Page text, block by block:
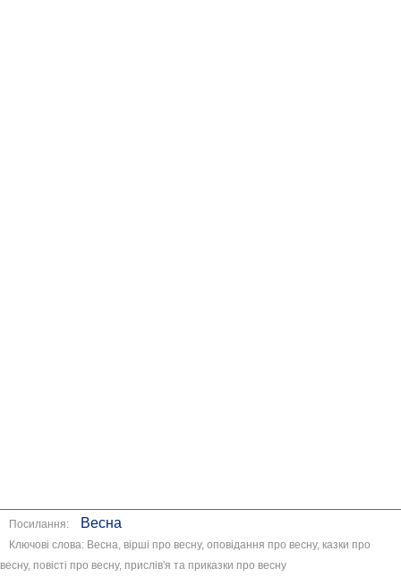
Посилання: Весна
Ключові слова: Весна, вірші про весну, оповідання про весну, казки про
весну, повісті про весну, прислів'я та приказки про весну